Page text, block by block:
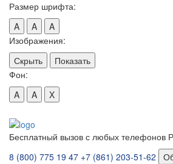
Размер шрифта:
A
A
A
Изображения:
Скрыть
Показать
Фон:
A
A
X
Бесплатный вызов с любых телефонов
8 (800) 775 19 47 +7 (861) 203-51-62